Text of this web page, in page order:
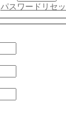
パスワードリセッ